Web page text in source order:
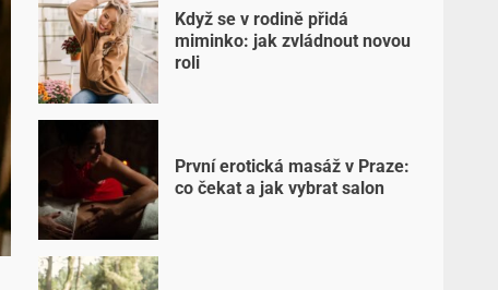
Když se v rodině přidá
miminko: jak zvládnout novou
roli
První erotická masáž v Praze:
co čekat a jak vybrat salon